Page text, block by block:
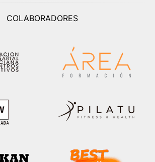
COLABORADORES